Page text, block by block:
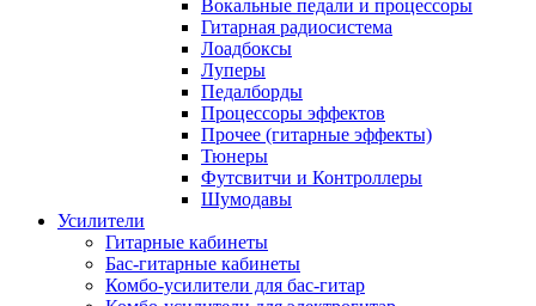
Вокальные педали и процессоры
Гитарная радиосистема
Лоадбоксы
Луперы
Педалборды
Процессоры эффектов
Прочее (гитарные эффекты)
Тюнеры
Футсвитчи и Контроллеры
Шумодавы
Усилители
Гитарные кабинеты
Бас-гитарные кабинеты
Комбо-усилители для бас-гитар